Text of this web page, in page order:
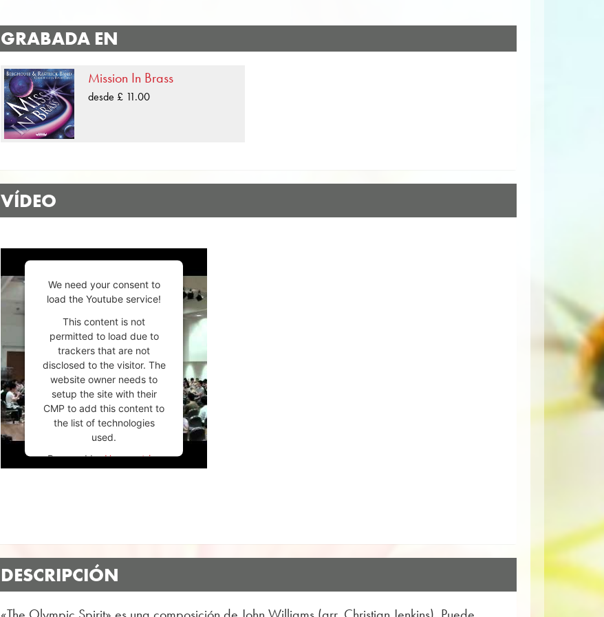
GRABADA EN
Mission In Brass
desde £ 11.00
VÍDEO
We need your consent to
load the Youtube service!
This content is not
permitted to load due to
trackers that are not
disclosed to the visitor. The
website owner needs to
setup the site with their
CMP to add this content to
the list of technologies
used.
Powered byUsercentrics
Consent Management
DESCRIPCIÓN